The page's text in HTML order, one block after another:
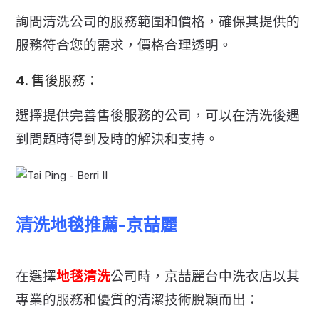
詢問清洗公司的服務範圍和價格，確保其提供的
服務符合您的需求，價格合理透明。
4. 售後服務：
選擇提供完善售後服務的公司，可以在清洗後遇
到問題時得到及時的解決和支持。
清洗地毯推薦-京喆麗
在選擇地毯清洗公司時，京喆麗台中洗衣店以其
專業的服務和優質的清潔技術脫穎而出：